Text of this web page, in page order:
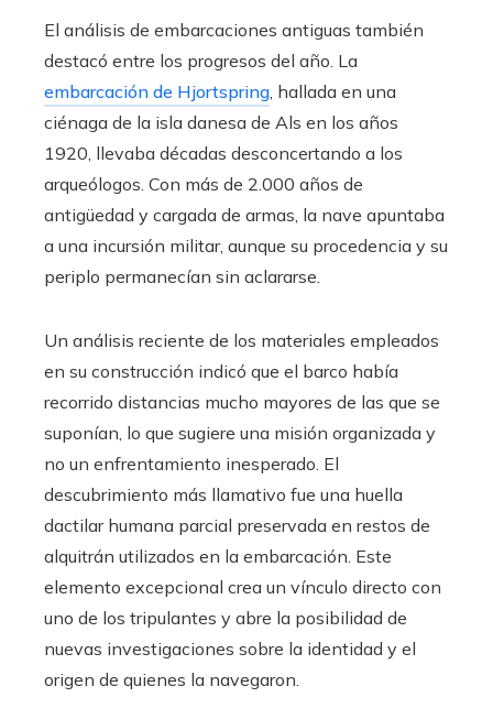
El análisis de embarcaciones antiguas también
destacó entre los progresos del año. La
embarcación de Hjortspring , hallada en una
ciénaga de la isla danesa de Als en los años
1920, llevaba décadas desconcertando a los
arqueólogos. Con más de 2.000 años de
antigüedad y cargada de armas, la nave apuntaba
a una incursión militar, aunque su procedencia y su
periplo permanecían sin aclararse.
Un análisis reciente de los materiales empleados
en su construcción indicó que el barco había
recorrido distancias mucho mayores de las que se
suponían, lo que sugiere una misión organizada y
no un enfrentamiento inesperado. El
descubrimiento más llamativo fue una huella
dactilar humana parcial preservada en restos de
alquitrán utilizados en la embarcación. Este
elemento excepcional crea un vínculo directo con
uno de los tripulantes y abre la posibilidad de
nuevas investigaciones sobre la identidad y el
origen de quienes la navegaron.